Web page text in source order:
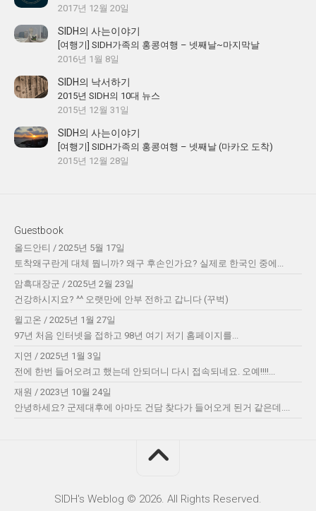
2017년 12월 20일
SIDH의 사는이야기
[여행기] SIDH가족의 홍콩여행 – 넷째날~마지막날
2016년 1월 8일
SIDH의 낙서하기
2015년 SIDH의 10대 뉴스
2015년 12월 31일
SIDH의 사는이야기
[여행기] SIDH가족의 홍콩여행 – 넷째날 (마카오 도착)
2015년 12월 28일
Guestbook
올드안티 / 2025년 5월 17일
토착왜구란게 대체 뭡니까? 왜구 후손인가요? 실제로 한국인 중에...
암흑대장군 / 2025년 2월 23일
건강하시지요? ^^ 오랫만에 안부 전하고 갑니다 (꾸벅)
윌고온 / 2025년 1월 27일
97년 처음 인터넷을 접하고 98년 여기 저기 홈페이지를...
지연 / 2025년 1월 3일
전에 한번 들어오려고 했는데 안되더니 다시 접속되네요. 오예!!!!...
재원 / 2023년 10월 24일
안녕하세요? 군제대후에 아마도 건담 찾다가 들어오게 된거 같은데....
SIDH′s Weblog © 2026. All Rights Reserved.